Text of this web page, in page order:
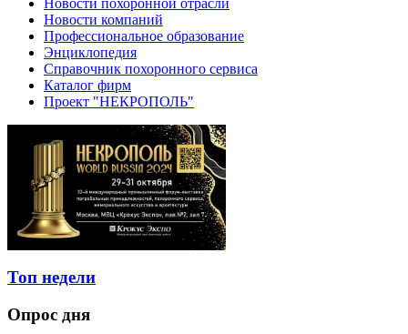
Новости похоронной отрасли
Новости компаний
Профессиональное образование
Энциклопедия
Справочник похоронного сервиса
Каталог фирм
Проект "НЕКРОПОЛЬ"
Топ недели
Опрос дня